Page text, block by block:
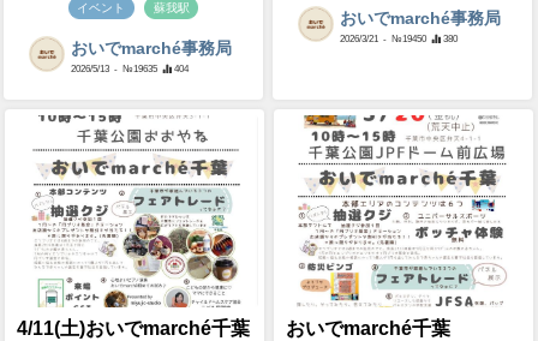
イベント 蘇我駅
おいでmarché事務局
2026/5/13 - №19635 404
おいでmarché事務局
2026/3/21 - №19450 380
4/11(土)おいでmarché千葉 おいでmarché千葉